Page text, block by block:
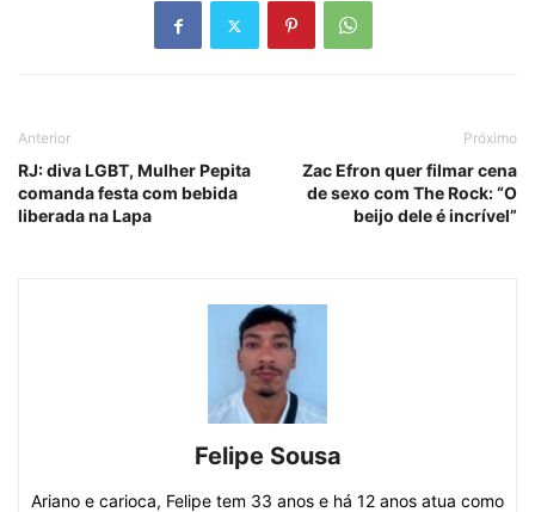
Anterior
RJ: diva LGBT, Mulher Pepita
comanda festa com bebida
liberada na Lapa
Próximo
Zac Efron quer filmar cena
de sexo com The Rock: “O
beijo dele é incrível”
Felipe Sousa
Ariano e carioca, Felipe tem 33 anos e há 12 anos atua como